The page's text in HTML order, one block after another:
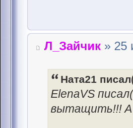
Л_Зайчик » 25
Ната21
ElenaVS
вытащить!!! А